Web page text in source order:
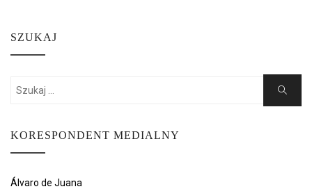
SZUKAJ
Search
Search
KORESPONDENT MEDIALNY
Álvaro de Juana